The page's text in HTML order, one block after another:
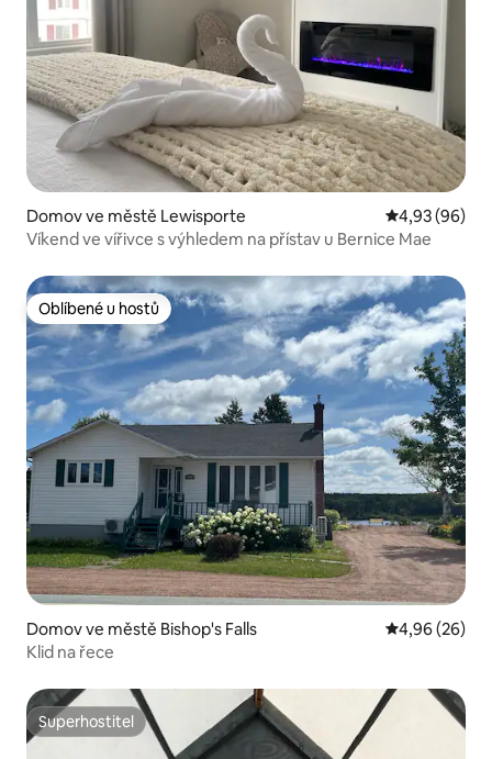
Domov ve městě Lewisporte Průměrné
4,93 (96)
Víkend ve vířivce s výhledem na přístav u Bernice Mae
Oblíbené u hostů
Oblíbené u hostů
Domov ve městě Bishop's Falls Průměrné
4,96 (26)
Klid na řece
Superhostitel
Superhostitel